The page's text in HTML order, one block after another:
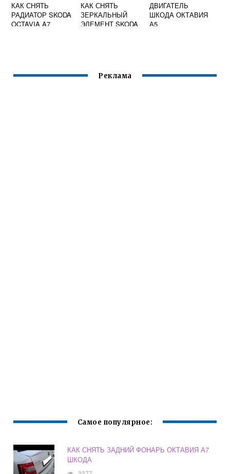
КАК СНЯТЬ
РАДИАТОР SKODA
OCTAVIA A7
КАК СНЯТЬ
ЗЕРКАЛЬНЫЙ
ЭЛЕМЕНТ SKODA
ДВИГАТЕЛЬ
ШКОДА ОКТАВИЯ
А5
Реклама
Самое популярное:
КАК СНЯТЬ ЗАДНИЙ ФОНАРЬ ОКТАВИЯ А7
ШКОДА